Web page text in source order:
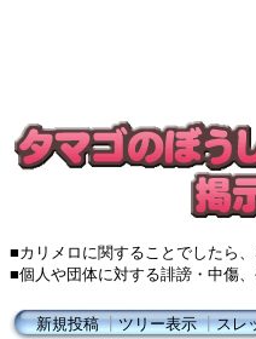
■カリメロに関することでしたら、
■個人や団体に対する誹謗・中傷
新規投稿┃ツリー表示┃スレ